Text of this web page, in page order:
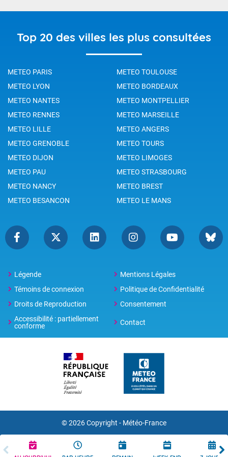
Top 20 des villes les plus consultées
METEO PARIS
METEO TOULOUSE
METEO LYON
METEO BORDEAUX
METEO NANTES
METEO MONTPELLIER
METEO RENNES
METEO MARSEILLE
METEO LILLE
METEO ANGERS
METEO GRENOBLE
METEO TOURS
METEO DIJON
METEO LIMOGES
METEO PAU
METEO STRASBOURG
METEO NANCY
METEO BREST
METEO BESANCON
METEO LE MANS
Légende
Mentions Légales
Témoins de connexion
Politique de Confidentialité
Droits de Reproduction
Consentement
Accessibilité : partiellement
conforme
Contact
© 2026 Copyright - Météo-France